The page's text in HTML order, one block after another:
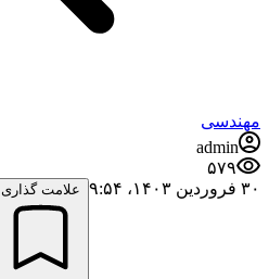
مهندسی
admin
۵۷۹
۳۰ فروردین ۱۴۰۳،‏ ۹:۵۴
علامت گذاری